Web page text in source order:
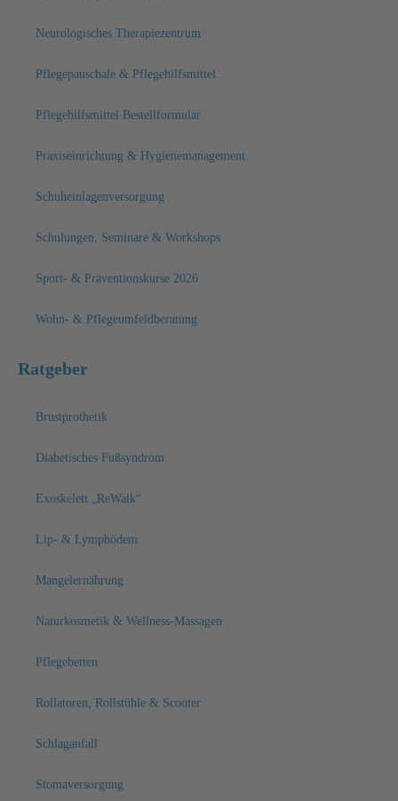
Neurologisches Therapiezentrum
Pflegepauschale & Pflegehilfsmittel
Pflegehilfsmittel Bestellformular
Praxiseinrichtung & Hygienemanagement
Schuheinlagenversorgung
Schulungen, Seminare & Workshops
Sport- & Präventionskurse 2026
Wohn- & Pflegeumfeldberatung
Ratgeber
Brustprothetik
Diabetisches Fußsyndrom
Exoskelett „ReWalk“
Lip- & Lymphödem
Mangelernährung
Naturkosmetik & Wellness-Massagen
Pflegebetten
Rollatoren, Rollstühle & Scooter
Schlaganfall
Stomaversorgung